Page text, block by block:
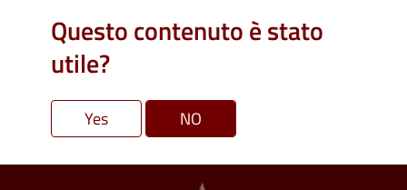
Questo contenuto è stato
utile?